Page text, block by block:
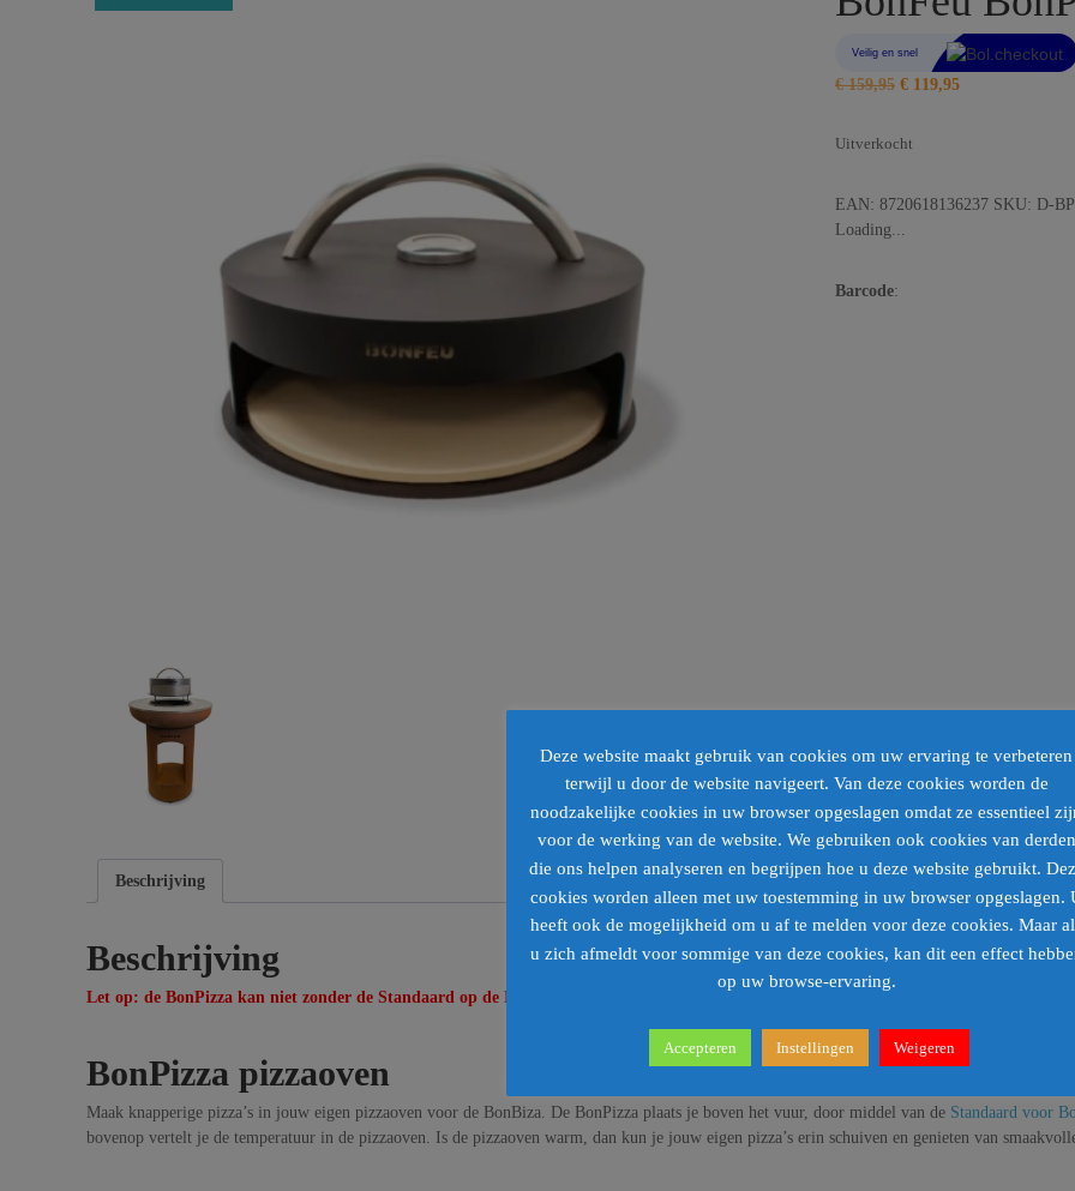
€159,95 Oorspronkelijke
was:
€ 119,95Huidige
Uitverkocht
EAN: 8720618136237 SKU: D-
Loading...
Barcode:
Beschrijving
Beschrijving
Let op: de BonPizza kan niet zonder de Standaard op de BonBiza worden geplaatst.
BonPizza pizzaoven
Maak knapperige pizza’s in jouw eigen pizzaoven voor de BonBiza. De BonPizza plaats je boven het vuur, door middel van de Standaard voor
bovenop vertelt je de temperatuur in de pizzaoven. Is de pizzaoven warm, dan kun je jouw eigen pizza’s erin schuiven en genieten van smaakvolle
Deze website maakt gebruik van cookies om uw ervaring te verbeteren
terwijl u door de website navigeert. Van deze cookies worden de
noodzakelijke cookies in uw browser opgeslagen omdat ze essentieel
voor de werking van de website. We gebruiken ook cookies van derden
die ons helpen analyseren en begrijpen hoe u deze website gebruikt.
cookies worden alleen met uw toestemming in uw browser opgeslagen.
heeft ook de mogelijkheid om u af te melden voor deze cookies. Maar
u zich afmeldt voor sommige van deze cookies, kan dit een effect
op uw browse-ervaring.
Accepteren Instellingen Weigeren